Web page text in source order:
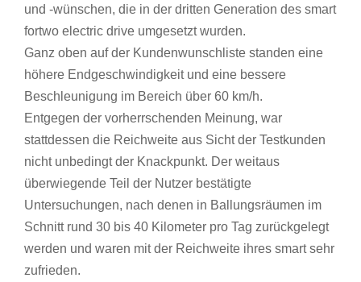
und -wünschen, die in der dritten Generation des smart
fortwo electric drive umgesetzt wurden.
Ganz oben auf der Kundenwunschliste standen eine
höhere Endgeschwindigkeit und eine bessere
Beschleunigung im Bereich über 60 km/h.
Entgegen der vorherrschenden Meinung, war
stattdessen die Reichweite aus Sicht der Testkunden
nicht unbedingt der Knackpunkt. Der weitaus
überwiegende Teil der Nutzer bestätigte
Untersuchungen, nach denen in Ballungsräumen im
Schnitt rund 30 bis 40 Kilometer pro Tag zurückgelegt
werden und waren mit der Reichweite ihres smart sehr
zufrieden.